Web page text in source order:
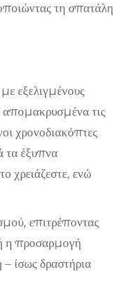
τη σπατάλη
εξελιγμένους
απομακρυσμένα τις
χρονοδιακόπτες
τα έξυπνα
χρειάζεστε, ενώ
επιτρέποντας
η προσαρμογή
ίσως δραστήρια